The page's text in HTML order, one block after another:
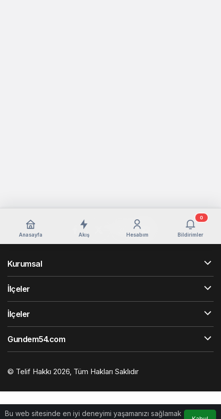
Bu web sitesinde en iyi deneyimi yaşamanızı sağlamak
Anasayfa Akış Hesabım Bildirimler
0
Kurumsal
İlçeler
İlçeler
Gundem54.com
© Telif Hakkı 2026, Tüm Hakları Saklıdır